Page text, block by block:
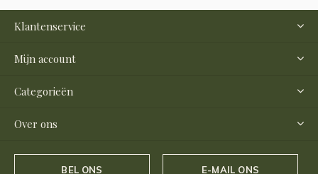
Klantenservice
Mijn account
Categorieën
Over ons
BEL ONS E-MAIL ONS